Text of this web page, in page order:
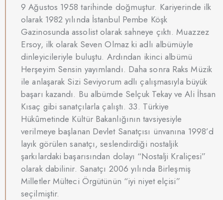
9 Ağustos 1958 tarihinde doğmuştur. Kariyerinde ilk
olarak 1982 yılında İstanbul Pembe Köşk
Gazinosunda assolist olarak sahneye çıktı. Muazzez
Ersoy, ilk olarak Seven Olmaz ki adlı albümüyle
dinleyicileriyle buluştu. Ardından ikinci albümü
Herşeyim Sensin yayımlandı. Daha sonra Raks Müzik
ile anlaşarak Sizi Seviyorum adlı çalışmasıyla büyük
başarı kazandı. Bu albümde Selçuk Tekay ve Ali İhsan
Kısaç gibi sanatçılarla çalıştı. 33. Türkiye
Hükûmetinde Kültür Bakanlığının tavsiyesiyle
verilmeye başlanan Devlet Sanatçısı ünvanına 1998’d
layık görülen sanatçı, seslendirdiği nostaljik
şarkılardaki başarısından dolayı “Nostalji Kraliçesi”
olarak dabilinir. Sanatçı 2006 yılında Birleşmiş
Milletler Mülteci Örgütünün “iyi niyet elçisi”
seçilmiştir.